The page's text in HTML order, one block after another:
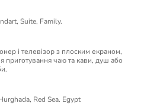
Suite, Family.
і телевізор з плоским екраном,
приготування чаю та кави, душ або
Red Sea. Egypt